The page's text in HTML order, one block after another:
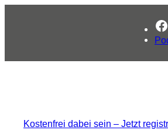
Kostenfrei dabei sein – Jetzt